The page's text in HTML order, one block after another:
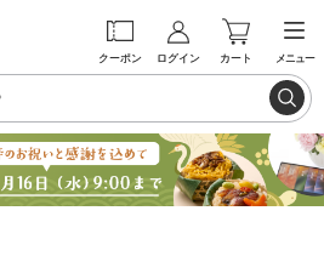
クーポン ログイン カート メニュー